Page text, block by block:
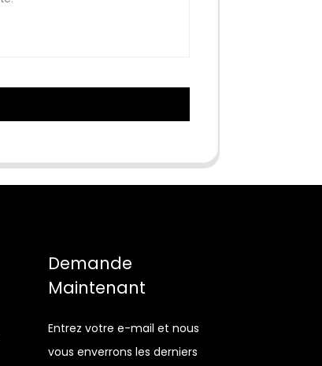
Demande
Maintenant
Entrez votre e-mail et nous
vous enverrons les derniers